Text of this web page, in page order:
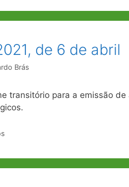
de 6 de abril
Brás
transitório para a emissão